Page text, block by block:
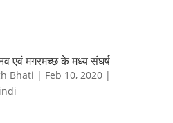
एवं मगरमच्छ के मध्य संघर्ष
Bhati | Feb 10, 2020|